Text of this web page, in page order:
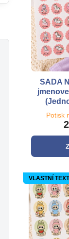
SADA
Potisk
VLASTNÍ